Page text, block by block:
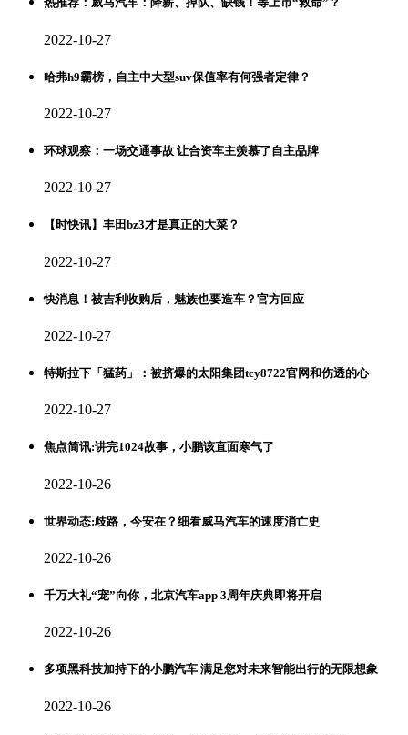
2022-10-27
哈弗h9霸榜，自主中大型suv保值率有何强者定律？
2022-10-27
环球观察：一场交通事故 让合资车主羡慕了自主品牌
2022-10-27
【时快讯】丰田bz3才是真正的大菜？
2022-10-27
快消息！被吉利收购后，魅族也要造车？官方回应
2022-10-27
特斯拉下「猛药」：被挤爆的太阳集团tcy8722官网和伤透的心
2022-10-27
焦点简讯:讲完1024故事，小鹏该直面寒气了
2022-10-26
世界动态:歧路，今安在？细看威马汽车的速度消亡史
2022-10-26
千万大礼“宠”向你，北京汽车app 3周年庆典即将开启
2022-10-26
多项黑科技加持下的小鹏汽车 满足您对未来智能出行的无限想象
2022-10-26